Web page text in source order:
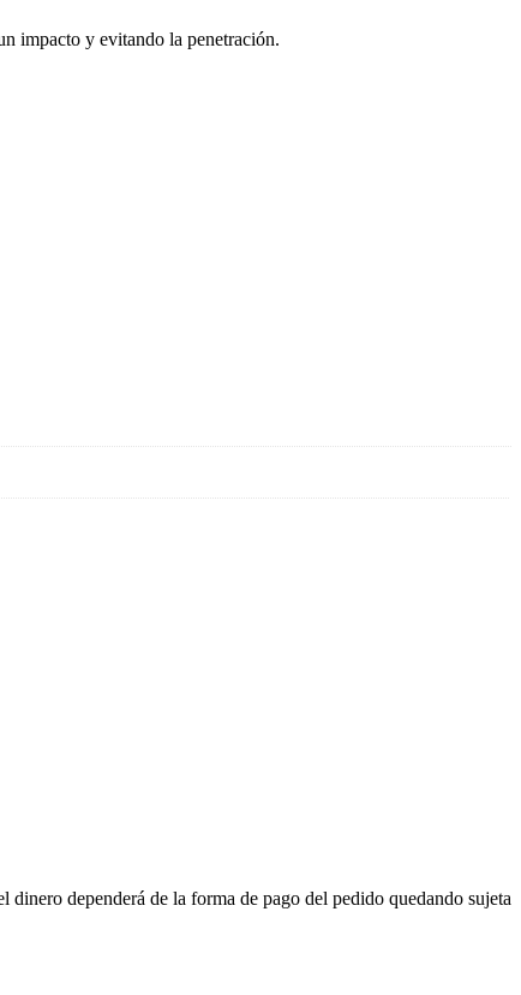
impacto y evitando la penetración.
dependerá de la forma de pago del pedido quedando sujeta